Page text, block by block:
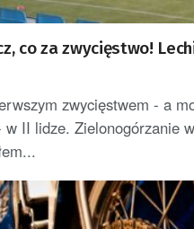
co za zwycięstwo!
zwycięstwem - a
w II lidze. Zielonogórzanie